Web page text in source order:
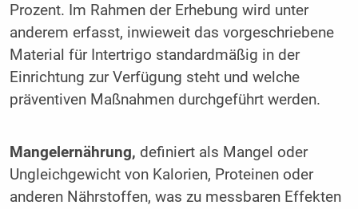
Prozent. Im Rahmen der Erhebung wird unter
anderem erfasst, inwieweit das vorgeschriebene
Material für Intertrigo standardmäßig in der
Einrichtung zur Verfügung steht und welche
präventiven Maßnahmen durchgeführt werden.
Mangelernährung, definiert als Mangel oder
Ungleichgewicht von Kalorien, Proteinen oder
anderen Nährstoffen, was zu messbaren Effekten